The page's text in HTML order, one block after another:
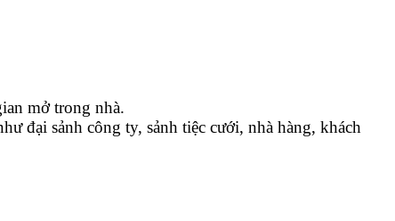
mở trong nhà.
đại sảnh công ty, sảnh tiệc cưới, nhà hàng, khách